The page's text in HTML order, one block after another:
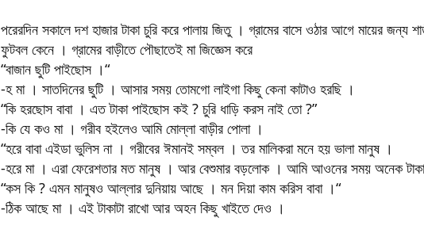
পরেরদিন সকালে দশ হাজার টাকা চুরি করে পালায় জিতু । গ্রামের বাসে ওঠার আগে মায়ের জন্য
ফুটবল কেনে । গ্রামের বাড়ীতে পৌছাতেই মা জিজ্ঞেস করে
“বাজান ছুটি পাইছোস ।“
-হ মা । সাতদিনের ছুটি । আসার সময় তোমগো লাইগা কিছু কেনা কাটাও হরছি ।
“কি হরছোস বাবা । এত টাকা পাইছোস কই ? চুরি ধাড়ি করস নাই তো ?”
-কি যে কও মা । গরীব হইলেও আমি মোল্লা বাড়ীর পোলা ।
“হরে বাবা এইডা ভুলিস না । গরীবের ঈমানই সম্বল । তর মালিকরা মনে হয় ভালা মানুষ ।
-হরে মা । এরা ফেরেশতার মত মানুষ । আর বেশুমার বড়লোক । আমি আওনের সময় অনেক টাকা
“কস কি ? এমন মানুষও আল্লার দুনিয়ায় আছে । মন দিয়া কাম করিস বাবা ।“
-ঠিক আছে মা । এই টাকাটা রাখো আর অহন কিছু খাইতে দেও ।